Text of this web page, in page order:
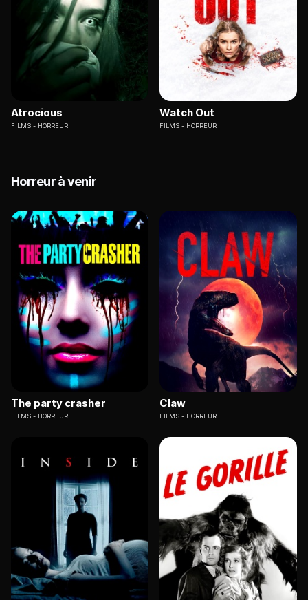
Atrocious
FILMS HORREUR
Watch Out
FILMS HORREUR
Horreur à venir
The party crasher
FILMS HORREUR
Claw
FILMS HORREUR